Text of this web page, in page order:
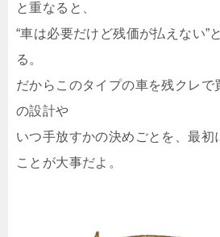
と重なると、
“車は必要だけど残価が払えない”
る。
だからこのタイプの車を残クレで
の設計や
いつ手放すかの決めごとを、最初
ことが大事だよ。